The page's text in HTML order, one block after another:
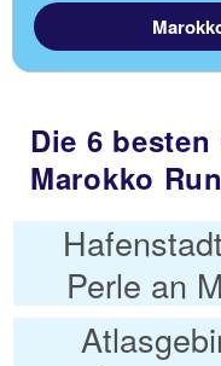
Die 6
Marokko
Perle an